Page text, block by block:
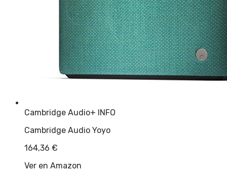
Cambridge Audio+ INFO
Cambridge Audio Yoyo
164,36 €
Ver en Amazon